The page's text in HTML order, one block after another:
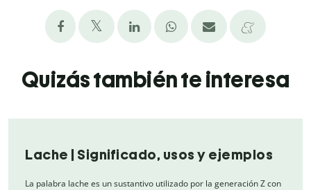
Quizás también te interesa
Lache | Significado, usos y ejemplos
La palabra lache es un sustantivo utilizado por la generación Z con